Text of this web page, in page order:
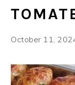
October 11,